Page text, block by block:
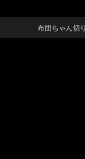
布団ちゃん切